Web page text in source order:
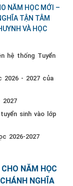
NĂM HỌC MỚI –
TẬN TÂM
VÀ HỌC
hệ thống Tuyển
2026 - 2027 của
2027
sinh vào lớp
2026-2027
NĂM HỌC
NGHĨA